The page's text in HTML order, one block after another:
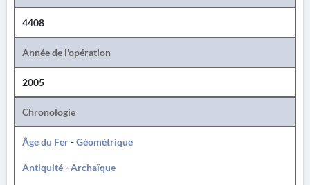
4408
Année de l'opération
2005
Chronologie
Âge du Fer-Géométrique
Antiquité-Archaïque